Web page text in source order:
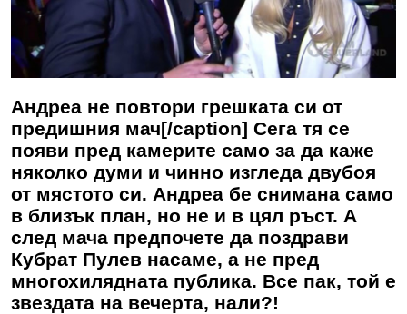
Андреа не повтори грешката си от
предишния мач[/caption] Сега тя се
появи пред камерите само за да каже
няколко думи и чинно изгледа двубоя
от мястото си. Андреа бе снимана само
в близък план, но не и в цял ръст. А
след мача предпочете да поздрави
Кубрат Пулев насаме, а не пред
многохилядната публика. Все пак, той е
звездата на вечерта, нали?!